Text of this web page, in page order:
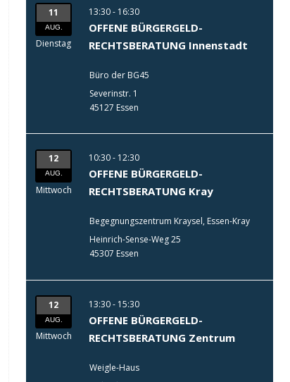
11
AUG.
Dienstag
13:30 - 16:30
OFFENE BÜRGERGELD-
RECHTSBERATUNG Innenstadt
Büro der BG45
Severinstr. 1
45127 Essen
12
AUG.
Mittwoch
10:30 - 12:30
OFFENE BÜRGERGELD-
RECHTSBERATUNG Kray
Begegnungszentrum Kraysel, Essen-Kray
Heinrich-Sense-Weg 25
45307 Essen
12
AUG.
Mittwoch
13:30 - 15:30
OFFENE BÜRGERGELD-
RECHTSBERATUNG Zentrum
Weigle-Haus